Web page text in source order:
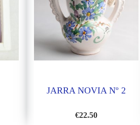
JARRA NOVIA Nº 2
€22.50